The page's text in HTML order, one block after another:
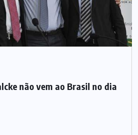
não vem ao Brasil no dia